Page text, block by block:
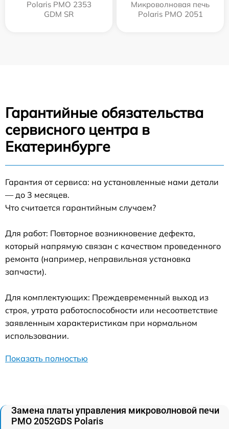
Polaris PMO 2353
GDM SR
Микроволновая печь
Polaris PMO 2051
Гарантийные обязательства
сервисного центра в
Екатеринбурге
Гарантия от сервиса: на установленные нами детали
— до 3 месяцев.
Что считается гарантийным случаем?
Для работ: Повторное возникновение дефекта,
который напрямую связан с качеством проведенного
ремонта (например, неправильная установка
запчасти).
Для комплектующих: Преждевременный выход из
строя, утрата работоспособности или несоответствие
заявленным характеристикам при нормальном
использовании.
Показать полностью
Замена платы управления микроволновой печи
PMO 2052GDS Polaris